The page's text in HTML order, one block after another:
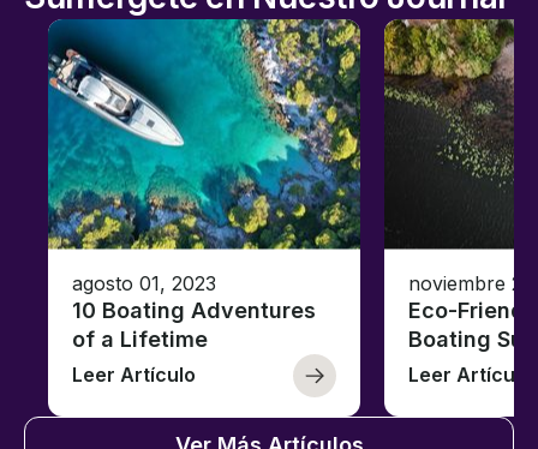
agosto 01, 2023
10 Boating Adventures
of a Lifetime
Leer Artículo
noviembre
Eco-
Boating
Leer Artículo